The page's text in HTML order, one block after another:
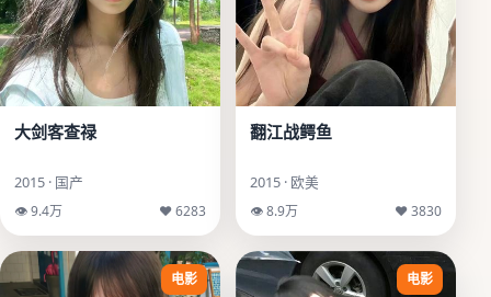
大剑客查禄
2015 · 国产
👁 9.4万 ♥ 6283
翻江战鳄鱼
2015 · 欧美
👁 8.9万 ♥ 3830
电影 电影